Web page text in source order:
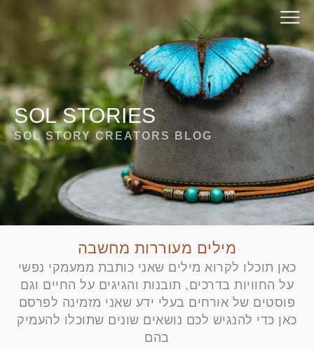
SOL STORIES
SOL STORY CREATORS BLOG
מילים מעוררות מחשבה
כאן תוכלו לקרוא מילים שאני כותבת ממעמקי נפשי
על החוויות בדרכים, תובנות והגיגים על החיים וגם
פוסטים של אורחים בעלי ידע שאני מזמינה לפרסם
כאן כדי להנגיש לכם נושאים שונים שתוכלו להעמיק
בהם